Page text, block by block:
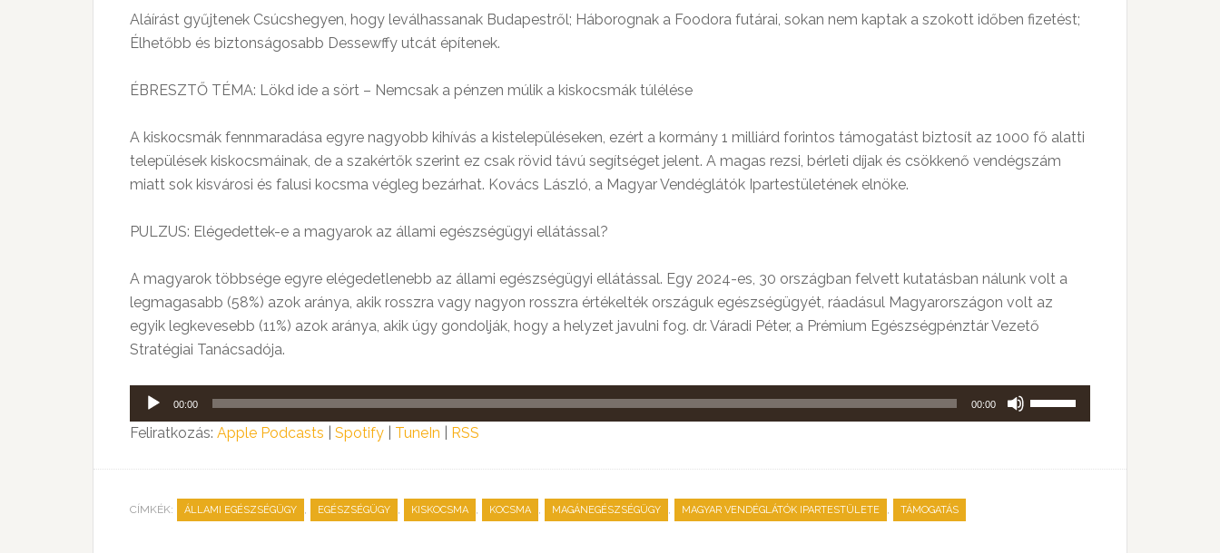
Aláírást gyűjtenek Csúcshegyen, hogy leválhassanak Budapestről; Háborognak a Foodora futárai, sokan nem kaptak a szokott időben fizetést;
Élhetőbb és biztonságosabb Dessewffy utcát építenek.
ÉBRESZTŐ TÉMA: Lökd ide a sört – Nemcsak a pénzen múlik a kiskocsmák túlélése
A kiskocsmák fennmaradása egyre nagyobb kihívás a kistelepüléseken, ezért a kormány 1 milliárd forintos támogatást biztosít az 1000 fő alatti
települések kiskocsmáinak, de a szakértők szerint ez csak rövid távú segítséget jelent. A magas rezsi, bérleti díjak és csökkenő vendégszám
miatt sok kisvárosi és falusi kocsma végleg bezárhat. Kovács László, a Magyar Vendéglátók Ipartestületének elnöke.
PULZUS: Elégedettek-e a magyarok az állami egészségügyi ellátással?
A magyarok többsége egyre elégedetlenebb az állami egészségügyi ellátással. Egy 2024-es, 30 országban felvett kutatásban nálunk volt a
legmagasabb (58%) azok aránya, akik rosszra vagy nagyon rosszra értékelték országuk egészségügyét, ráadásul Magyarországon volt az
egyik legkevesebb (11%) azok aránya, akik úgy gondolják, hogy a helyzet javulni fog. dr. Váradi Péter, a Prémium Egészségpénztár Vezető
Stratégiai Tanácsadója.
Audió
lejátszó
00:00 00:00
hangerő
illetőleg
Feliratkozás: Apple Podcasts Spotify TuneIn RSS
CÍMKÉK: ÁLLAMI EGÉSZSÉGÜGY , EGÉSZSÉGÜGY , KISKOCSMA , KOCSMA , MAGÁNEGÉSZSÉGÜGY , MAGYAR VENDÉGLÁTÓK IPARTESTÜLETE , TÁMOGATÁS